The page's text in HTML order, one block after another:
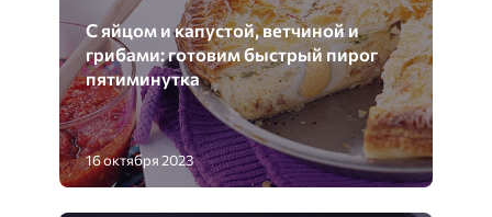
С яйцом и капустой, ветчиной и
грибами: готовим быстрый пирог
пятиминутка
16 октября 2023